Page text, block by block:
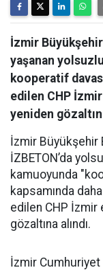
İzmir
yaşanan
kooperatif
edilen CHP
yeniden
İzmir
İZBETON’da
kamuoyunda
kapsamında
edilen CHP İzmir
gözaltına alındı.
İzmir Cumhuriyet